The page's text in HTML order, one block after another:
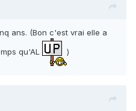
ans. (Bon c'est vrai elle a
qu'AL
)